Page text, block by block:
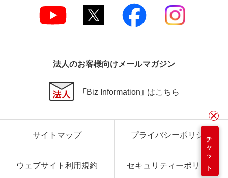
チャット
法人のお客様向けメールマガジン
「Biz Information」 はこちら
サイトマップ プライバシーポリシー
ウェブサイト利用規約 セキュリティーポリシー